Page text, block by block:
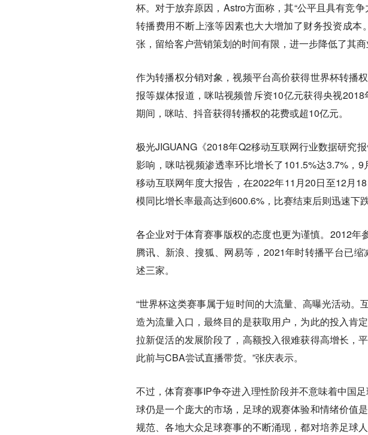
杯。对于放弃原因，Astro方面称，其“公平且具有竞
转播费用不断上涨等因素也大大增加了财务投资成
张，留给客户营销策划的时间有限，进一步降低了其商
作为转播权分销对象，视频平台高价获得世界杯转播
报等媒体报道，咪咕视频曾斥资10亿元获得央视
期间，咪咕、抖音获得转播权的花费或超10亿元。
极光JIGUANG《2018年Q2移动互联网行业数据研究
影响，咪咕视频渗透率环比增长了101.5%达3.7%，
移动互联网年度大报告，在2022年11月20日至12月
模同比增长率最高达到600.6%，比赛结束后则迅速下跌
各企业对于体育赛事版权的态度也更为谨慎。2012年
腾讯、新浪、搜狐、网易等，2021年时转播平台已
述三家。
“世界杯这类赛事属于短时间的大流量、高曝光活动
造为流量入口，最终目的是获取用户，为此的投入肯
拉新促活的发展阶段了，高额投入很难获得高增长，
此前与CBA尝试直播带货。”张庆表示。
不过，体育赛事IP争夺进入理性阶段并不意味着中国
球仍是一个庞大的市场，足球的观赛体验和情绪价值
规范、各地大众足球赛事的不断涌现，都对培养足球